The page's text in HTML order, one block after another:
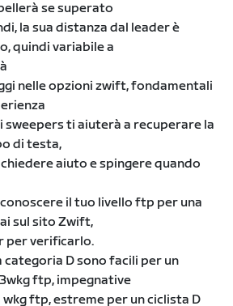
se superato
la sua distanza dal leader è
quindi variabile a
nelle opzioni zwift, fondamentali
sweepers ti aiuterà a recuperare la
di testa,
aiuto e spingere quando
il tuo livello ftp per una
sul sito Zwift,
per verificarlo.
categoria D sono facili per un
ftp, impegnative
wkg ftp, estreme per un ciclista D